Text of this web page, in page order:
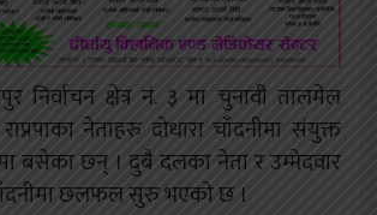
निर्वाचन क्षेत्र नं. ३ मा चुनावी तालमेल
नेताहरु दोधारा चाँदनीमा संयुक्त
बसेका छन् । दुबै दलका नेता र उम्मेदवार
छलफल सुरु भएको छ ।